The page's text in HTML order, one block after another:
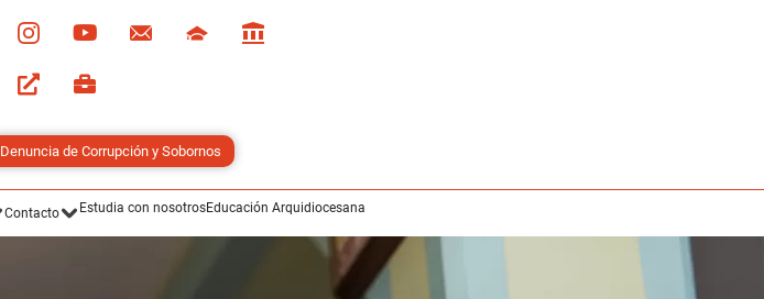
Denuncia de Corrupción y Sobornos
Contacto Estudia con nosotrosEducación Arquidiocesana